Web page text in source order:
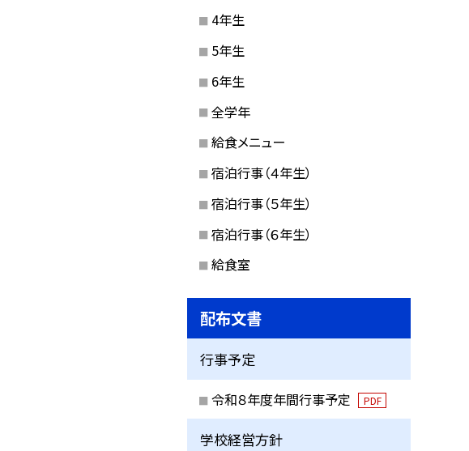
4年生
5年生
6年生
全学年
給食メニュー
宿泊行事（４年生）
宿泊行事（５年生）
宿泊行事（６年生）
給食室
配布文書
行事予定
令和８年度年間行事予定 PDF
学校経営方針